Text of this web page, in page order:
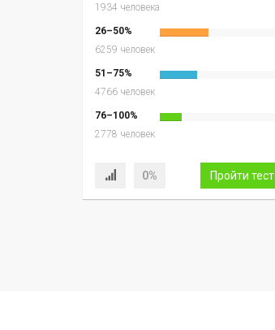
1934 человека
26–50%
6259 человек
51–75%
4766 человек
76–100%
2778 человек
0% Пройти тест